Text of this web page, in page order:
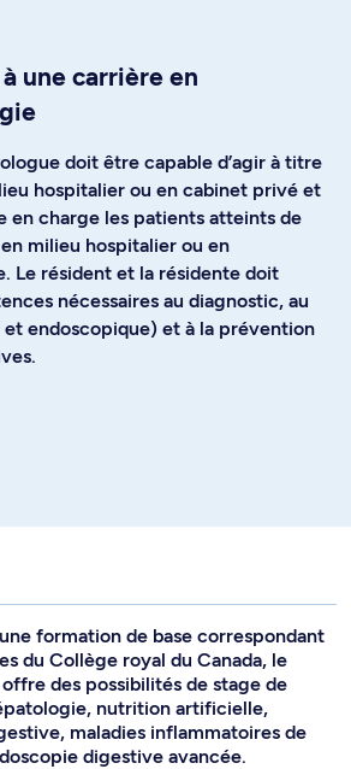
une carrière en
doit être capable d’agir à titre
hospitalier ou en cabinet privé et
en charge les patients atteints de
milieu hospitalier ou en
Le résident et la résidente doit
nécessaires au diagnostic, au
endoscopique) et à la prévention
est d'une durée de 2 ans. La
formation de base correspondant
du Collège royal du Canada, le
des possibilités de stage de
nutrition artificielle,
maladies inflammatoires de
digestive avancée.